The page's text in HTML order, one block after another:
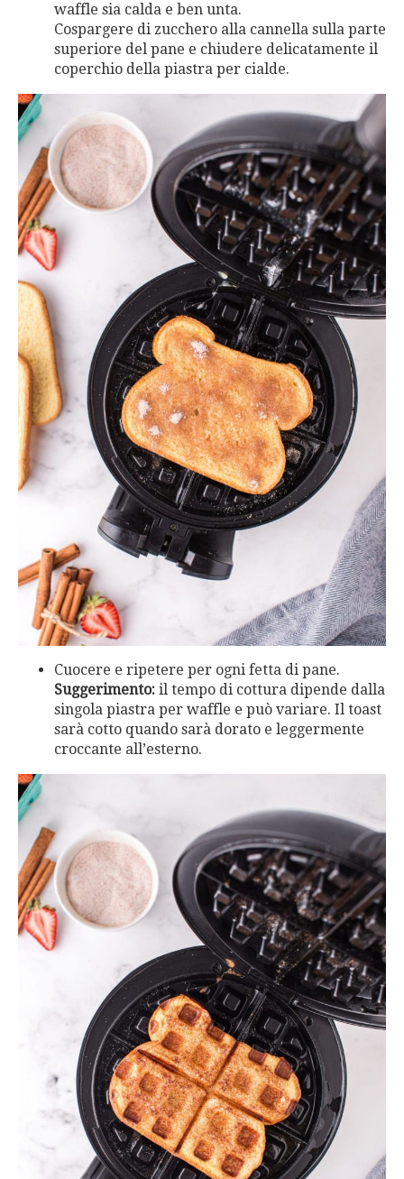
waffle sia calda e ben unta.
Cospargere di zucchero alla cannella sulla parte
superiore del pane e chiudere delicatamente il
coperchio della piastra per cialde.
Cuocere e ripetere per ogni fetta di pane.
Suggerimento: il tempo di cottura dipende dalla
singola piastra per waffle e può variare. Il toast
sarà cotto quando sarà dorato e leggermente
croccante all’esterno.